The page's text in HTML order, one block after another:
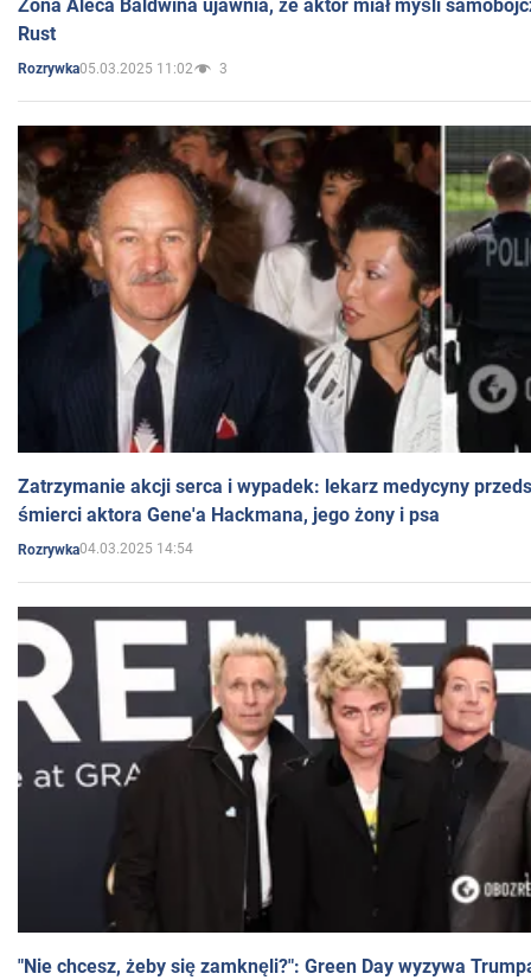
Żona Aleca Baldwina ujawnia, że aktor miał myśli
Rust
Rozrywka05.03.2025 11:02 3
Zatrzymanie akcji serca i wypadek: lekarz medycyny
śmierci aktora Gene'a Hackmana, jego żony i psa
Rozrywka04.03.2025 14:54
"Nie chcesz, żeby się zamknęli?": Green Day wyzywa